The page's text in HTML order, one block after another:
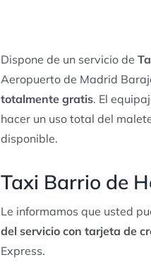
Dispone de un servicio de
Aeropuerto de Madrid
totalmente gratis. El
hacer un uso total del
disponible.
Taxi Barrio de
Le informamos que usted
del servicio con tarjeta de
Express.